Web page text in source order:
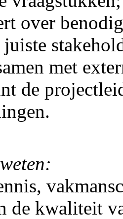
over
met
de
de kwaliteit